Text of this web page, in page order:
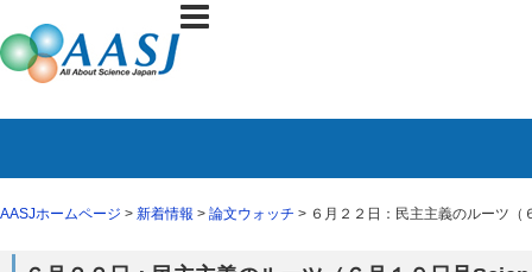
AASJホームページ > 新着情報 > 論文ウォッチ > ６月２２日：民主主義のルーツ